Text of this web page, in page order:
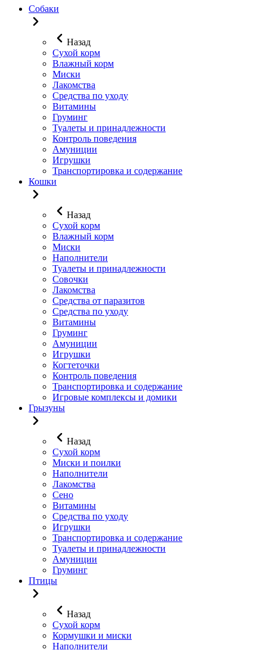
Собаки
Назад
Сухой корм
Влажный корм
Миски
Лакомства
Средства по уходу
Витамины
Груминг
Туалеты и принадлежности
Контроль поведения
Амуниции
Игрушки
Транспортировка и содержание
Кошки
Назад
Сухой корм
Влажный корм
Миски
Наполнители
Туалеты и принадлежности
Совочки
Лакомства
Средства от паразитов
Средства по уходу
Витамины
Груминг
Амуниции
Игрушки
Когтеточки
Контроль поведения
Транспортировка и содержание
Игровые комплексы и домики
Грызуны
Назад
Сухой корм
Миски и поилки
Наполнители
Лакомства
Сено
Витамины
Средства по уходу
Игрушки
Транспортировка и содержание
Туалеты и принадлежности
Амуниции
Груминг
Птицы
Назад
Сухой корм
Кормушки и миски
Наполнители